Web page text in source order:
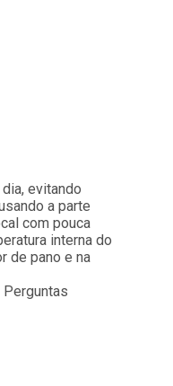
evitando
a parte
com pouca
interna do
de pano e na